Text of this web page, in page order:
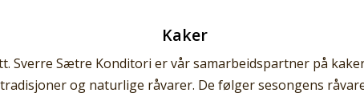
Kaker
Sverre Sætre Konditori er vår samarbeidspartner på
og naturlige råvarer. De følger sesongens